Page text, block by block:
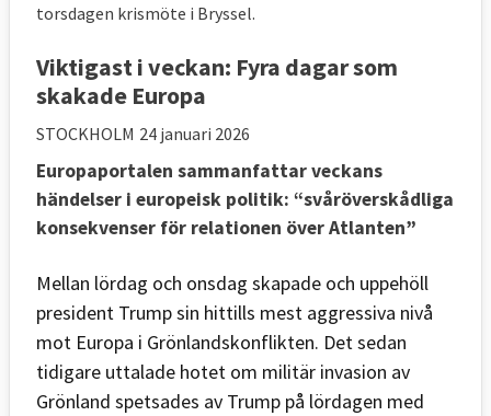
torsdagen krismöte i Bryssel.
Viktigast i veckan: Fyra dagar som
skakade Europa
STOCKHOLM 24 januari 2026
Europaportalen sammanfattar veckans
händelser i europeisk politik: “svåröverskådliga
konsekvenser för relationen över Atlanten”
Mellan lördag och onsdag skapade och uppehöll
president Trump sin hittills mest aggressiva nivå
mot Europa i Grönlandskonflikten. Det sedan
tidigare uttalade hotet om militär invasion av
Grönland spetsades av Trump på lördagen med